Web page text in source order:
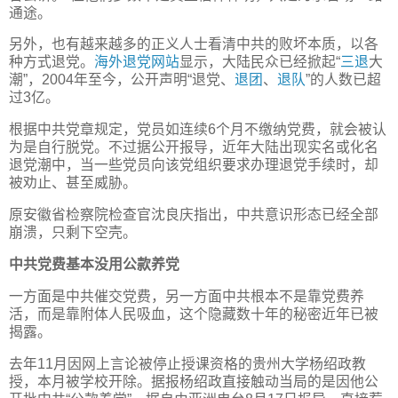
通途。
另外，也有越来越多的正义人士看清中共的败坏本质，以各
种方式退党。 海外退党网站显示，大陆民众已经掀起“三退大
潮”，2004年至今，公开声明“退党、 退团 、 退队”的人数已超
过3亿。
根据中共党章规定，党员如连续6个月不缴纳党费，就会被认
为是自行脱党。不过据公开报导，近年大陆出现实名或化名
退党潮中，当一些党员向该党组织要求办理退党手续时，却
被劝止、甚至威胁。
原安徽省检察院检查官沈良庆指出，中共意识形态已经全部
崩溃，只剩下空壳。
中共党费基本没用公款养党
一方面是中共催交党费，另一方面中共根本不是靠党费养
活，而是靠附体人民吸血，这个隐藏数十年的秘密近年已被
揭露。
去年11月因网上言论被停止授课资格的贵州大学杨绍政教
授，本月被学校开除。据报杨绍政直接触动当局的是因他公